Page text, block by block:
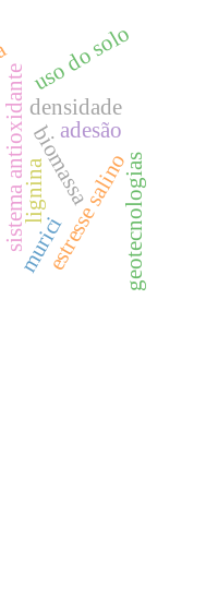
biomassa
densidade
sistema antioxidanteligninaestresse salinogeotecnologias
murici
adesão
uso do solo